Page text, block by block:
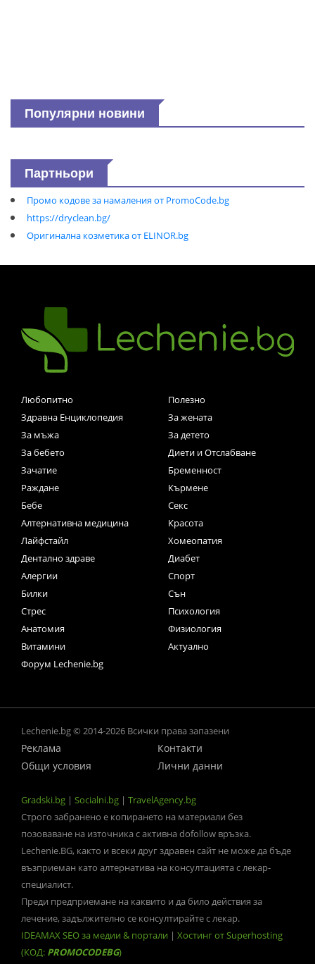
Популярни новини
Партньори
Промо кодове за намаления от PromoCode.bg
https://dryclean.bg/
Оригинална козметика от ELINOR.bg
Любопитно
Полезно
Здравна Енциклопедия
За жената
За мъжа
За детето
За бебето
Диети и Отслабване
Зачатие
Бременност
Раждане
Кърмене
Бебе
Секс
Алтернативна медицина
Красота
Лайфстайл
Хомеопатия
Дентално здраве
Диабет
Алергии
Спорт
Билки
Сън
Стрес
Психология
Анатомия
Физиология
Витамини
Актуално
Форум Lechenie.bg
Lechenie.bg © 2014-2026 Всички права запазени
Реклама
Контакти
Общи условия
Лични данни
Gradski.bg | Socialni.bg | TravelAgency.bg
Строго забранено е копирането на материали без
позоваване на източника с активна dofollow връзка.
Lechenie.BG, както и всеки друг здравен сайт не може да бъде
възприеман като алтернатива на консултацията с лекар-
специалист.
Преди предприемане на каквито и да било действия за
лечение, задължително се консултирайте с лекар.
IDEAMAX SEO за медии & портали | Хостинг от Superhosting
(КОД: PROMOCODEBG)